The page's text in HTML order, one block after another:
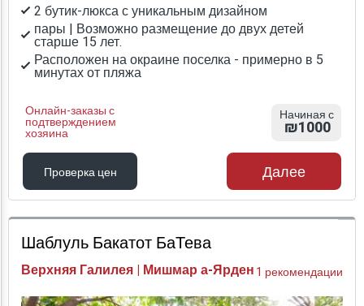
2 бутик-люкса с уникальным дизайном
пары | Возможно размещение до двух детей
старше 15 лет.
Расположен на окраине поселка - примерно в 5
минутах от пляжа
Онлайн-заказы с
подтверждением
хозяина
Начиная с
₪1000
Проверка цен
Проверка цен
Далее
Шаблуль Бакатот БаТева
Верхняя Галилея | Мишмар а-Ярден1 рекомендации